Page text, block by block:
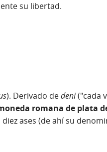
su libertad.
). Derivado dedeni("cada
romana de plata
ases (de ahí su